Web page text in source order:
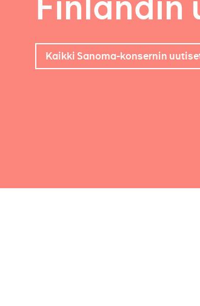
Kaikki Sanoma-konsernin